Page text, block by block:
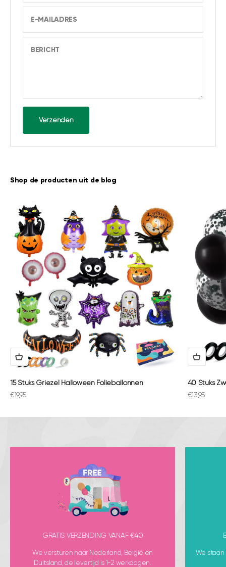
E-MAILADRES
BERICHT
Verzenden
Shop de producten uit de blog
15 Stuks Griezel Halloween Folieballonnen
Aanbiedingsprijs
€19,95
40 Stuks
€13,95
GRATIS VERZENDING VANAF €40
We versturen naar Nederland, België en
Duitsland, de levertijd is 1-2 werkdagen.
We